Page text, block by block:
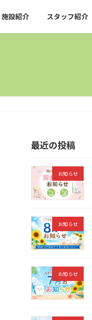
施設紹介 スタッフ紹介
最近の投稿
お知らせ
お知らせ
お知らせ